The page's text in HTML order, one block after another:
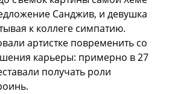
Санджив, и девушка
к коллеге симпатию.
артистке повременить со
карьеры: примерно в 27
получать роли